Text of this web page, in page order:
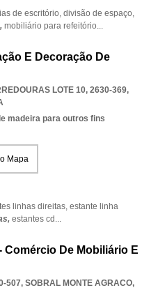
de escritório, divisão de espaço,
mobiliário para refeitório...
E Decoração De
LOTE 10, 2630-369,
madeira para outros fins
Mapa
linhas direitas, estante linha
estantes cd ...
Comércio De Mobiliário E
507, SOBRAL MONTE AGRACO,